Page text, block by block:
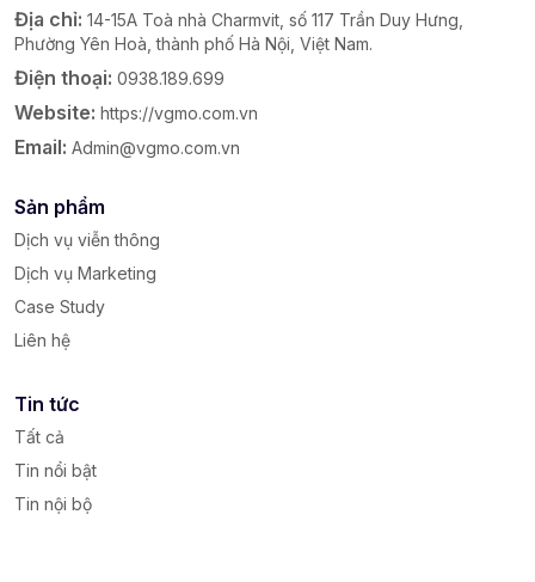
Địa chỉ: 14-15A Toà nhà Charmvit, số 117 Trần Duy Hưng,
Phường Yên Hoà, thành phố Hà Nội, Việt Nam.
Điện thoại: 0938.189.699
Website: https://vgmo.com.vn
Email: Admin@vgmo.com.vn
Sản phẩm
Dịch vụ viễn thông
Dịch vụ Marketing
Case Study
Liên hệ
Tin tức
Tất cả
Tin nổi bật
Tin nội bộ